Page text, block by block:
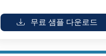
무료 샘플 다운로드